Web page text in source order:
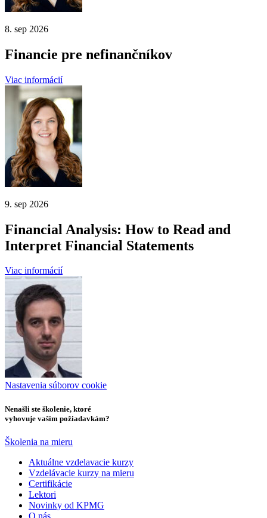
8. sep 2026
Financie pre nefinančníkov
Viac informácií
9. sep 2026
Financial Analysis: How to Read and
Interpret Financial Statements
Viac informácií
Nastavenia súborov cookie
Nenašli ste školenie, ktoré
vyhovuje vašim požiadavkám?
Školenia na mieru
Aktuálne vzdelavacie kurzy
Vzdelávacie kurzy na mieru
Certifikácie
Lektori
Novinky od KPMG
O nás